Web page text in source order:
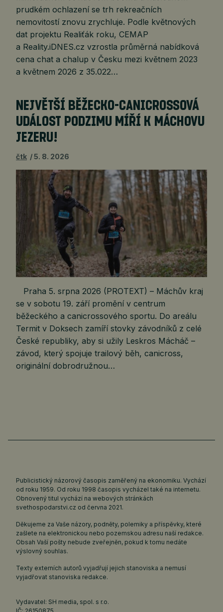
prudkém ochlazení se trh rekreačních
nemovitostí znovu zrychluje. Podle květnových
dat projektu Realiťák roku, CEMAP
a Reality.iDNES.cz vzrostla průměrná nabídková
cena chat a chalup v Česku mezi květnem 2023
a květnem 2026 z 35.022…
NEJVĚTŠÍ BĚŽECKO-CANICROSSOVÁ
UDÁLOST PODZIMU MÍŘÍ K MÁCHOVU
JEZERU!
čtk 5. 8. 2026
Praha 5. srpna 2026 (PROTEXT) – Máchův kraj
se v sobotu 19. září promění v centrum
běžeckého a canicrossového sportu. Do areálu
Termit v Doksech zamíří stovky závodníků z celé
České republiky, aby si užily Leskros Mácháč –
závod, který spojuje trailový běh, canicross,
originální dobrodružnou…
Publicistický názorový časopis zaměřený na ekonomiku. Vychází
od roku 1959. Od roku 1998 časopis vycházel také na internetu.
Obnovený titul vychází na webových stránkách
svethospodarstvi.cz od června 2021.
Děkujeme za Vaše názory, podněty, polemiky a příspěvky, které
zašlete na elektronickou nebo pozemskou adresu naší redakce.
Obsah Vaší pošty nebude zveřejněn, pokud k tomu nedáte
výslovný souhlas.
Texty externích autorů vyjadřují jejich stanoviska a nemusí
vyjadřovat stanoviska redakce.
Vydavatel: SH media, spol. s r.o.